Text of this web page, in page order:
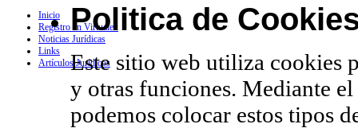
Inicio
Registro en Virtualex
Noticias Jurídicas
Links
Artículos Jurídicos
Politica de
Este sitio web utiliza cookies
y otras funciones. Mediante
podemos colocar estos tipos